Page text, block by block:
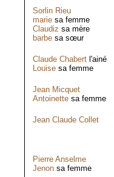
Sorlin Rieu
marie sa femme
Claudiz sa mère
barbe sa sœur
Claude Chabert l'ainé
Louise sa femme
Jean Micquet
Antoinette sa femme
Jean Claude Collet
Pierre Anselme
Jenon sa femme